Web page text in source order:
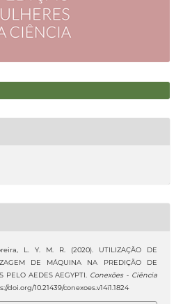
L. Y. M. R. (2020). UTILIZAÇÃO DE
DE MÁQUINA NA PREDIÇÃO DE
PELO AEDES AEGYPTI. Conexões - Ciência
doi.org/10.21439/conexoes.v14i1.1824